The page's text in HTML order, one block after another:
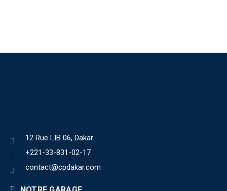
12 Rue LIB 06, Dakar
+221-33-831-02-17
contact@cpdakar.com